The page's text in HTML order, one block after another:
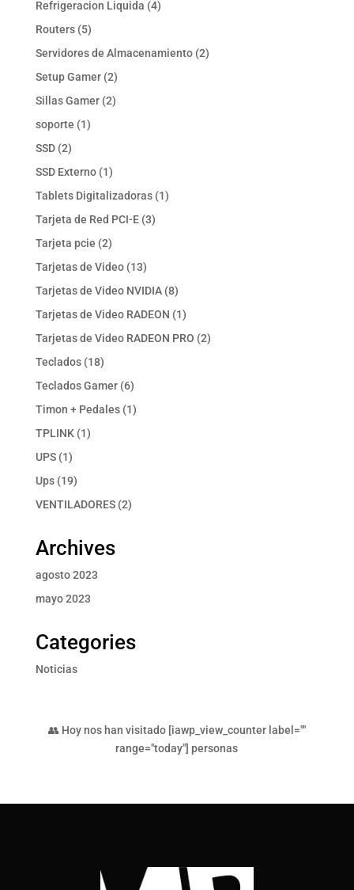
Refrigeracion Liquida 44
Routers 55
productos
Servidores de Almacenamiento 22
Setup Gamer 22
productos
Sillas Gamer 22
soporte 11
SSD 22
productos
SSD Externo 11
producto
Tablets Digitalizadoras 11
Tarjeta de Red PCI-E 33
Tarjeta pcie 22
productos
Tarjetas de Video 1313
productos
Tarjetas de Video NVIDIA 88
productos
Tarjetas de Video RADEON 11
producto
Tarjetas de Video RADEON PRO 22
Teclados 1818
productos
Teclados Gamer 66
productos
Timon + Pedales 11
TPLINK 11
UPS 11
producto
Ups 1919
productos
VENTILADORES 22
Archives
agosto 2023
mayo 2023
Categories
Noticias
👥 Hoy nos han visitado [iawp_view_counter label=""
range="today"] personas